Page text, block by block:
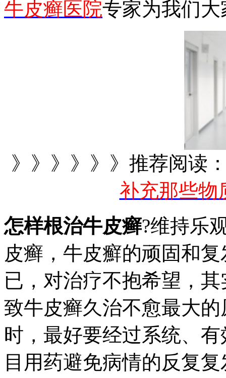
牛皮癣医院专家为我们
》》》》》》推荐阅读
补充那些物
怎样根治牛皮癣?维持乐
皮癣，牛皮癬的顽固和
已，对治疗不抱希望，
致牛皮癣久治不愈最大
时，最好要经过系统、
目用药避免病情的反复复